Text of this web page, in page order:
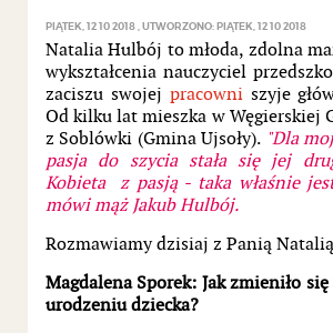
PIĄTEK, 12 10 2018 UTWORZONO: PIĄTEK, 12 10 2018
Natalia Hulbój to młoda, zdolna
wykształcenia nauczyciel
zaciszu swojej pracowniszyje
Od kilku lat mieszka w Węgierskiej
z Soblówki (Gmina Ujsoły). "Dla
pasja do szycia stała się jej
Kobieta z pasją - taka właśnie
mówi mąż Jakub Hulbój.
Rozmawiamy dzisiaj z Panią
Magdalena Sporek: Jak zmieniło
urodzeniu dziecka?